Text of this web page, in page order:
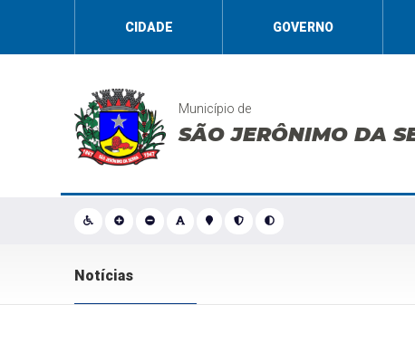
CIDADE GOVERNO
Município de
SÃO JERÔNIMO DA
Notícias